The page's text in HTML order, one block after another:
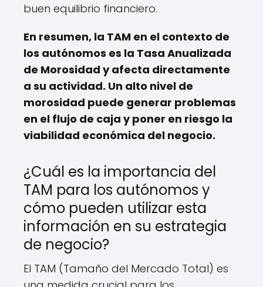
buen equilibrio financiero.
En resumen, la TAM en el contexto de
los autónomos es la Tasa Anualizada
de Morosidad y afecta directamente
a su actividad. Un alto nivel de
morosidad puede generar problemas
en el flujo de caja y poner en riesgo la
viabilidad económica del negocio.
¿Cuál es la importancia del
TAM para los autónomos y
cómo pueden utilizar esta
información en su estrategia
de negocio?
El TAM (Tamaño del Mercado Total) es